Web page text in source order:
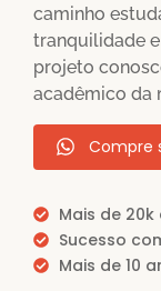
caminho
tranquilidade
projeto
acadêmico da
Compre
Mais de
Sucesso
Mais de 10